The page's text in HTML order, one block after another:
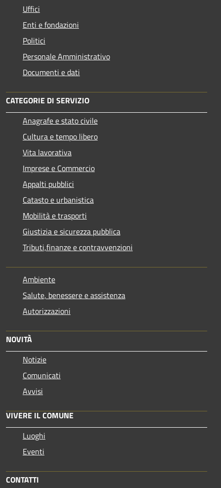
Uffici
Enti e fondazioni
Politici
Personale Amministrativo
Documenti e dati
CATEGORIE DI SERVIZIO
Anagrafe e stato civile
Cultura e tempo libero
Vita lavorativa
Imprese e Commercio
Appalti pubblici
Catasto e urbanistica
Mobilità e trasporti
Giustizia e sicurezza pubblica
Tributi,finanze e contravvenzioni
Ambiente
Salute, benessere e assistenza
Autorizzazioni
NOVITÀ
Notizie
Comunicati
Avvisi
VIVERE IL COMUNE
Luoghi
Eventi
CONTATTI